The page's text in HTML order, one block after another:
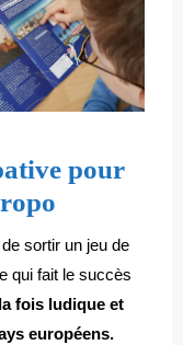
pour
sortir un jeu de
qui fait le succès
fois ludique et
européens.